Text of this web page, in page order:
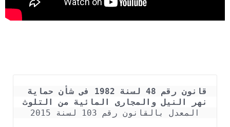
نهر النيل والمجارى المائية من التلوث
المعدل بالقانون رقم 103 لسنة 2015